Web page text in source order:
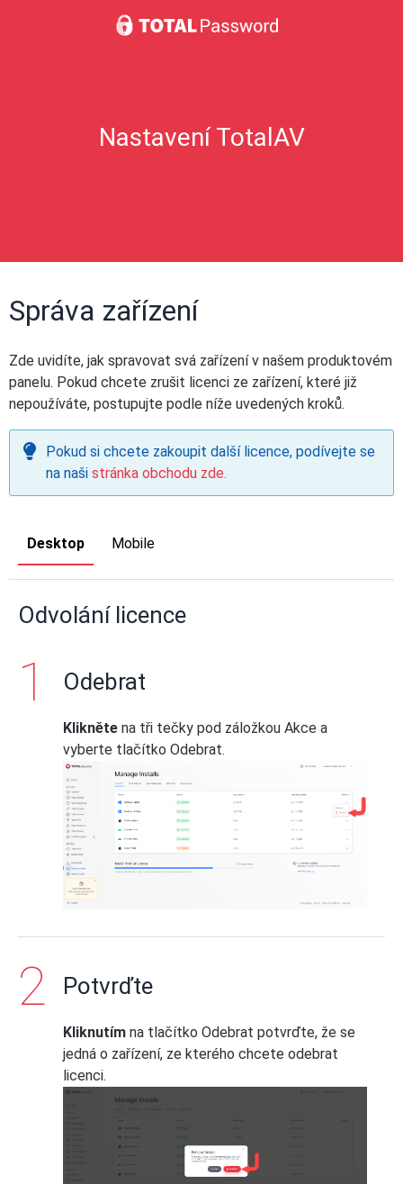
Nastavení TotalAV
Správa zařízení
Zde uvidíte, jak spravovat svá zařízení v našem produktovém
panelu. Pokud chcete zrušit licenci ze zařízení, které již
nepoužíváte, postupujte podle níže uvedených kroků.
Pokud si chcete zakoupit další licence, podívejte se
na naši stránka obchodu zde.
Desktop Mobile
Odvolání licence
Odebrat
Klikněte na tři tečky pod záložkou Akce a
vyberte tlačítko Odebrat.
Potvrďte
Kliknutím na tlačítko Odebrat potvrďte, že se
jedná o zařízení, ze kterého chcete odebrat
licenci.